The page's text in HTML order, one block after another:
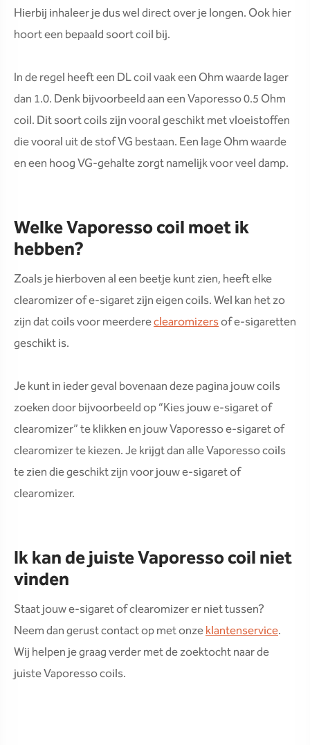
Hierbij inhaleer je dus wel direct over je longen. Ook hier
hoort een bepaald soort coil bij.
In de regel heeft een DL coil vaak een Ohm waarde lager
dan 1.0. Denk bijvoorbeeld aan een Vaporesso 0.5 Ohm
coil. Dit soort coils zijn vooral geschikt met vloeistoffen
die vooral uit de stof VG bestaan. Een lage Ohm waarde
en een hoog VG-gehalte zorgt namelijk voor veel damp.
Welke Vaporesso coil moet ik
hebben?
Zoals je hierboven al een beetje kunt zien, heeft elke
clearomizer of e-sigaret zijn eigen coils. Wel kan het zo
zijn dat coils voor meerdereclearomizersof e-sigaretten
geschikt is.
Je kunt in ieder geval bovenaan deze pagina jouw coils
zoeken door bijvoorbeeld op “Kies jouw e-sigaret of
clearomizer” te klikken en jouw Vaporesso e-sigaret of
clearomizer te kiezen. Je krijgt dan alle Vaporesso coils
te zien die geschikt zijn voor jouw e-sigaret of
clearomizer.
Ik kan de juiste Vaporesso coil niet
vinden
Staat jouw e-sigaret of clearomizer er niet tussen?
Neem dan gerust contact op met onzeklantenservice.
Wij helpen je graag verder met de zoektocht naar de
juiste Vaporesso coils.